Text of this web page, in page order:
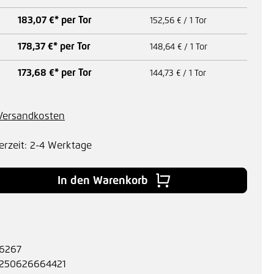
183,07 €* per Tor 152,56 € / 1 Tor
178,37 €* per Tor 148,64 € / 1 Tor
173,68 €* per Tor 144,73 € / 1 Tor
2-4 Werktage
den gewünschten Wert ein oder
In den Warenkorb